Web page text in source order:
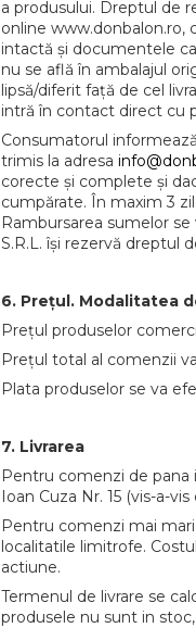
a produsului. Dreptul de
online www.donbalon.ro,
intactă și documentele
nu se află în ambalajul
lipsă/diferit față de cel
intră în contact direct cu
Consumatorul
trimis la adresa
corecte și complete și
cumpărate. În maxim 3
Rambursarea sumelor
S.R.L. își rezervă dreptul
6. Prețul. Modalitatea
Prețul produselor
Prețul total al comenzii
Plata produselor se va
7. Livrarea
Pentru comenzi de pana
Ioan Cuza Nr. 15 (vis-a-
Pentru comenzi mai mari
localitatile limitrofe.
actiune.
Termenul de livrare se
produsele nu sunt in